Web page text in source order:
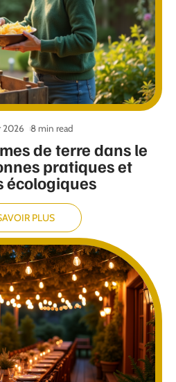
de terre dans le
pratiques et
écologiques
2026 8 min read
PLUS